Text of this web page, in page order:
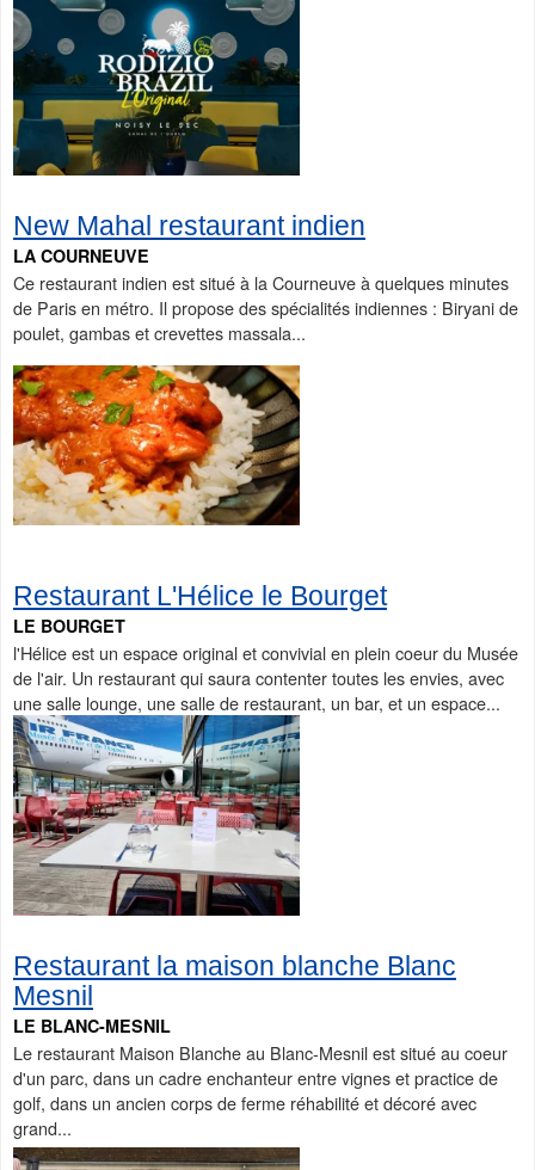
New Mahal restaurant indien
LA COURNEUVE
Ce restaurant indien est situé à la Courneuve à quelques minutes
de Paris en métro. Il propose des spécialités indiennes : Biryani de
poulet, gambas et crevettes massala...
Restaurant L'Hélice le Bourget
LE BOURGET
l'Hélice est un espace original et convivial en plein coeur du Musée
de l'air. Un restaurant qui saura contenter toutes les envies, avec
une salle lounge, une salle de restaurant, un bar, et un espace...
Restaurant la maison blanche Blanc
Mesnil
LE BLANC-MESNIL
Le restaurant Maison Blanche au Blanc-Mesnil est situé au coeur
d'un parc, dans un cadre enchanteur entre vignes et practice de
golf, dans un ancien corps de ferme réhabilité et décoré avec
grand...